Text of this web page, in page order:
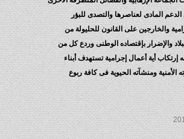
المادى لعناصرها والتصدى للبؤر
والخارجين على القانون للحليولة من
والإضرار بإقتصاده الوطنى وردع كل من
أية أعمال إجرامية تستهدف أبناء
الأمنية ومنشآته الحيوية فى كافة ربوع